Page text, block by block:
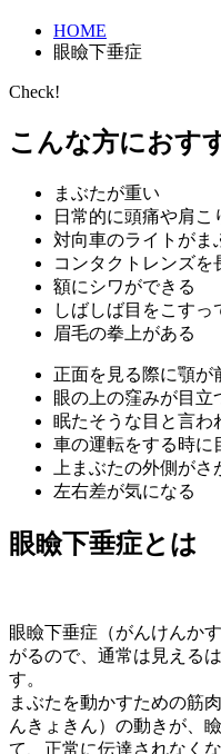
HOME
眼瞼下垂症
Check!
こんな方におす
まぶたが重い
日常的に頭痛や肩こ
対向車のライトがま
コンタクトレンズを
額にシワができる
しばしば目をこすっ
眉毛の拳上がある
正面を見る際に顎が
眼の上の窪みが目立
眠たそうな目と言わ
車の運転をする時に
上まぶたの外側が
左右差が気になる
眼瞼下垂症とは
眼瞼下垂症（がんけんか
がるので、通常は見える
す。
まぶたを動かすための筋
んきょきん）の動きが、
て、正常に伝達されなく